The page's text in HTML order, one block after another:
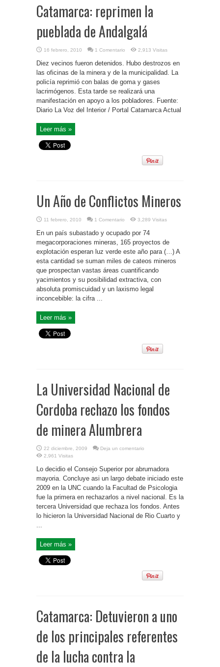
Catamarca: reprimen la
pueblada de Andalgalá
16 febrero, 2010 1 Comentario 2,913 Visitas
Diez vecinos fueron detenidos. Hubo destrozos en
las oficinas de la minera y de la municipalidad. La
policía reprimió con balas de goma y gases
lacrimógenos. Esta tarde se realizará una
manifestación en apoyo a los pobladores. Fuente:
Diario La Voz del Interior / Portal Catamarca Actual
Leer más »
Un Año de Conflictos Mineros
11 febrero, 2010 1 Comentario 3,289 Visitas
En un país subastado y ocupado por 74
megacorporaciones mineras, 165 proyectos de
explotación esperan luz verde este año para (…) A
esta cantidad se suman miles de cateos mineros
que prospectan vastas áreas cuantificando
yacimientos y su posibilidad extractiva, con
absoluta promiscuidad y un laxismo legal
inconcebible: la cifra ...
Leer más »
La Universidad Nacional de
Cordoba rechazo los fondos
de minera Alumbrera
22 diciembre, 2009
Deja un comentario
2,961 Visitas
Lo decidio el Consejo Superior por abrumadora
mayoria. Concluye asi un largo debate iniciado este
2009 en la UNC cuando la Facultad de Psicologia
fue la primera en rechazarlos a nivel nacional. Es la
tercera Universidad que rechaza los fondos. Antes
lo hicieron la Universidad Nacional de Rio Cuarto y
Leer más »
Catamarca: Detuvieron a uno
de los principales referentes
de la lucha contra la